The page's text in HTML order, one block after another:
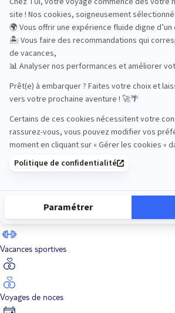
Road Trips
Safari
Sénior
Vacances sportives
Voyages de noces